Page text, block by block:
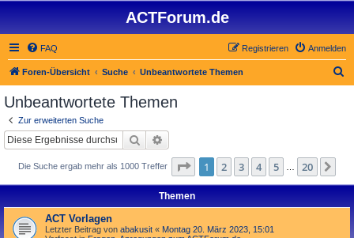
ACTForum.de
FAQ Anmelden
Registrieren
Foren-Übersicht Suche Unbeantwortete Themen
Unbeantwortete Themen
Zur erweiterten Suche
Suche
Die Suche ergab mehr als 1000 Treffer Seite 1von 20
1 2 3 4 5 20
Themen
ACT Vorlagen
Letzter Beitrag von abakusit « Montag 20. März 2023, 15:01